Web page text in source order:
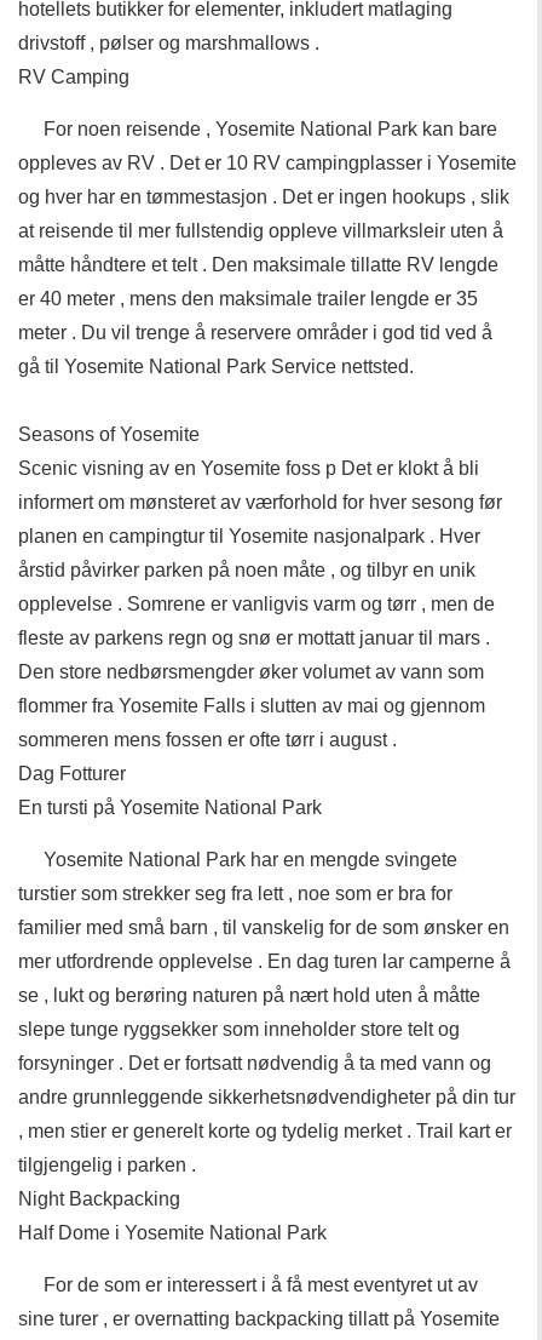
hotellets butikker for elementer, inkludert matlaging
drivstoff , pølser og marshmallows .
RV Camping
For noen reisende , Yosemite National Park kan bare
oppleves av RV . Det er 10 RV campingplasser i Yosemite
og hver har en tømmestasjon . Det er ingen hookups , slik
at reisende til mer fullstendig oppleve villmarksleir uten å
måtte håndtere et telt . Den maksimale tillatte RV lengde
er 40 meter , mens den maksimale trailer lengde er 35
meter . Du vil trenge å reservere områder i god tid ved å
gå til Yosemite National Park Service nettsted.
Seasons of Yosemite
Scenic visning av en Yosemite foss p Det er klokt å bli
informert om mønsteret av værforhold for hver sesong før
planen en campingtur til Yosemite nasjonalpark . Hver
årstid påvirker parken på noen måte , og tilbyr en unik
opplevelse . Somrene er vanligvis varm og tørr , men de
fleste av parkens regn og snø er mottatt januar til mars .
Den store nedbørsmengder øker volumet av vann som
flommer fra Yosemite Falls i slutten av mai og gjennom
sommeren mens fossen er ofte tørr i august .
Dag Fotturer
En tursti på Yosemite National Park
Yosemite National Park har en mengde svingete
turstier som strekker seg fra lett , noe som er bra for
familier med små barn , til vanskelig for de som ønsker en
mer utfordrende opplevelse . En dag turen lar camperne å
se , lukt og berøring naturen på nært hold uten å måtte
slepe tunge ryggsekker som inneholder store telt og
forsyninger . Det er fortsatt nødvendig å ta med vann og
andre grunnleggende sikkerhetsnødvendigheter på din tur
, men stier er generelt korte og tydelig merket . Trail kart er
tilgjengelig i parken .
Night Backpacking
Half Dome i Yosemite National Park
For de som er interessert i å få mest eventyret ut av
sine turer , er overnatting backpacking tillatt på Yosemite